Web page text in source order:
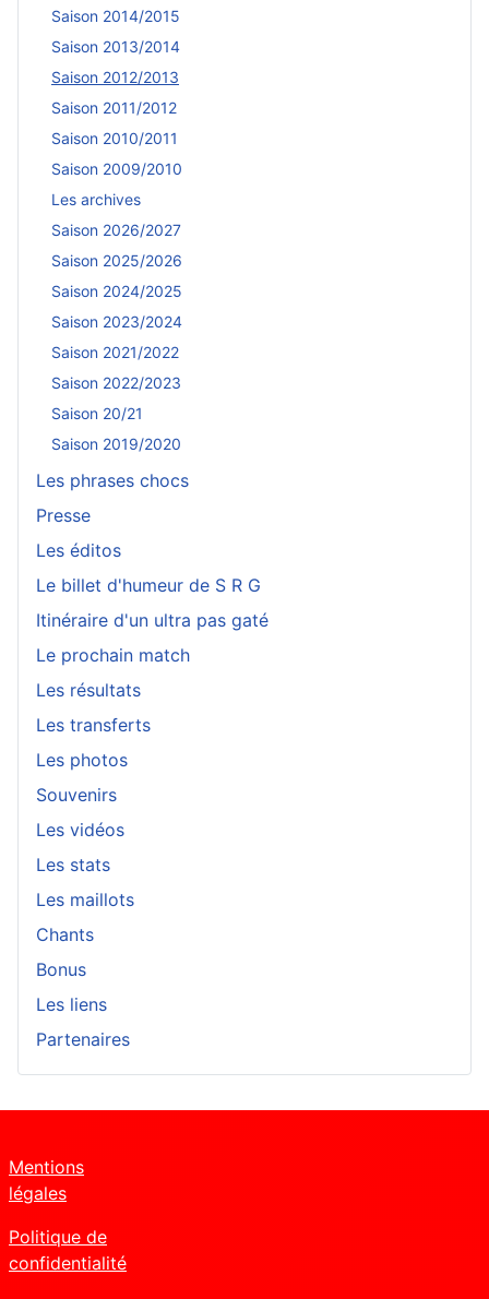
Saison 2014/2015
Saison 2013/2014
Saison 2012/2013
Saison 2011/2012
Saison 2010/2011
Saison 2009/2010
Les archives
Saison 2026/2027
Saison 2025/2026
Saison 2024/2025
Saison 2023/2024
Saison 2021/2022
Saison 2022/2023
Saison 20/21
Saison 2019/2020
Les phrases chocs
Presse
Les éditos
Le billet d'humeur de S R G
Itinéraire d'un ultra pas gaté
Le prochain match
Les résultats
Les transferts
Les photos
Souvenirs
Les vidéos
Les stats
Les maillots
Chants
Bonus
Les liens
Partenaires
Mentions
légales
Politique de
confidentialité